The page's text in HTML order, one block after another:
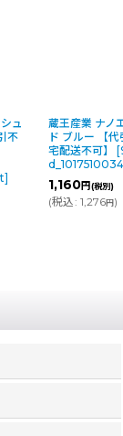
ュ
不
]
蔵王産業 ナノ
ド ブルー 【
宅配送不可】
[
1,160円(税別)
(税込: 1,276円)